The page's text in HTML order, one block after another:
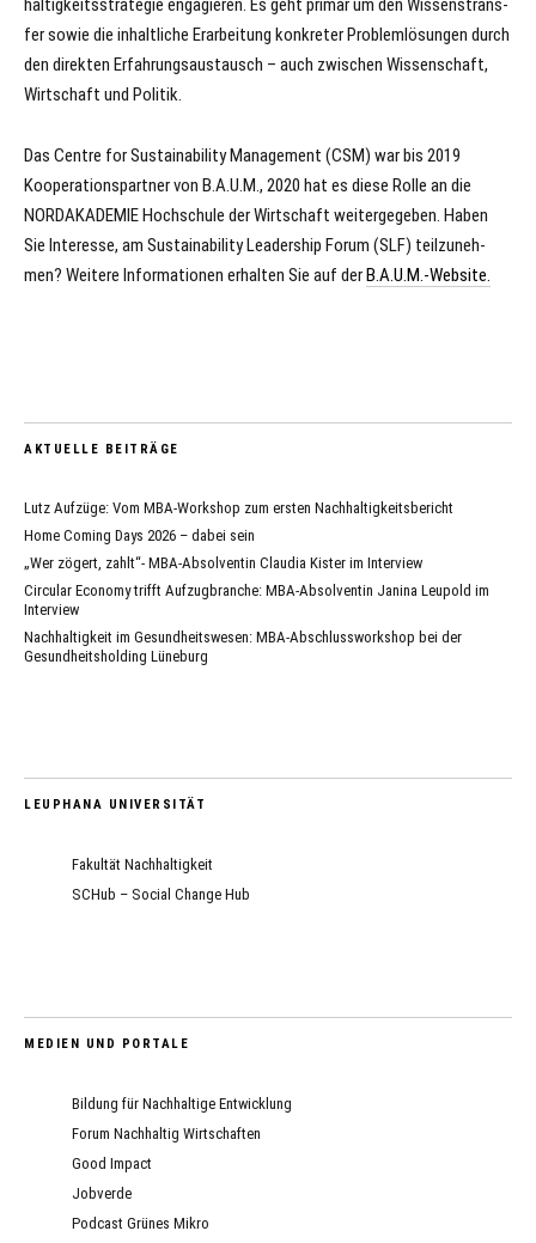
hal­tig­keits­stra­te­gie en­ga­gie­ren. Es geht primär um den Wis­sens­trans­
fer so­wie die in­halt­li­che Er­ar­bei­tung kon­kre­ter Pro­blemlösun­gen durch
den di­rek­ten Er­fah­rungs­aus­tausch – auch zwi­schen Wis­sen­schaft,
Wirt­schaft und Po­li­tik.
Das Centre for Sustainability Management (CSM) war bis 2019
Kooperationspartner von B.A.U.M., 2020 hat es diese Rolle an die
NORDAKADEMIE Hochschule der Wirtschaft weitergegeben. Ha­ben
Sie In­ter­es­se, am Sustaina­bi­li­ty Lea­dership Fo­rum (SLF) teil­zu­neh­
men? Weitere Informationen erhalten Sie auf der B.A.U.M.-Website.
AKTUELLE BEITRÄGE
Lutz Aufzüge: Vom MBA-Workshop zum ersten Nachhaltigkeitsbericht
Home Coming Days 2026 – dabei sein
„Wer zögert, zahlt“- MBA-Absolventin Claudia Kister im Interview
Circular Economy trifft Aufzugbranche: MBA-Absolventin Janina Leupold im
Interview
Nachhaltigkeit im Gesundheitswesen: MBA-Abschlussworkshop bei der
Gesundheitsholding Lüneburg
LEUPHANA UNIVERSITÄT
Fakultät Nachhaltigkeit
SCHub – Social Change Hub
MEDIEN UND PORTALE
Bildung für Nachhaltige Entwicklung
Forum Nachhaltig Wirtschaften
Good Impact
Jobverde
Podcast Grünes Mikro